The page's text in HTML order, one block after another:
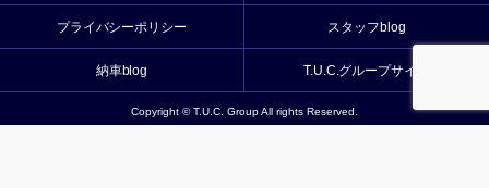
プライバシーポリシー スタッフblog
納車blog T.U.C.グループサイト
Copyright © T.U.C. Group All rights Reserved.